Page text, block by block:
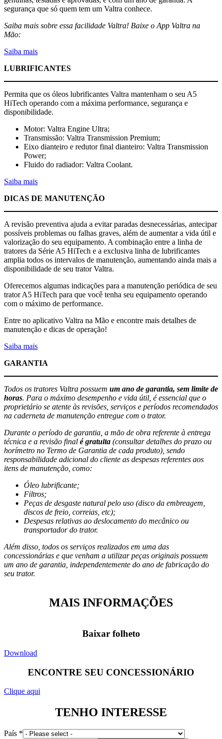
segurança que só quem tem um Valtra conhece.
Saiba mais sobre essa facilidade Valtra! Baixe o App Valtra na
Mão:
Saiba mais
LUBRIFICANTES
Permita que os óleos lubrificantes Valtra mantenham o seu A5
HiTech operando com a máxima performance, segurança e
disponibilidade.
Motor: Valtra Engine Ultra;
Transmissão: Valtra Transmission Premium;
Eixo dianteiro e redutor final dianteiro: Valtra Transmission
Power;
Fluido do radiador: Valtra Coolant.
Saiba mais
DICAS DE MANUTENÇÃO
A revisão preventiva ajuda a evitar paradas desnecessárias, antecipar
possíveis problemas ou falhas graves, além de aumentar a vida útil e
valorização do seu equipamento. A combinação entre a linha de
tratores da Série A5 HiTech e a exclusiva linha de lubrificantes
amplia todos os intervalos de manutenção, aumentando ainda mais a
disponibilidade de seu trator Valtra.
Oferecemos algumas indicações para a manutenção periódica de seu
trator A5 HiTech para que você tenha seu equipamento operando
com o máximo de performance.
Entre no aplicativo Valtra na Mão e encontre mais detalhes de
manutenção e dicas de operação!
Saiba mais
GARANTIA
Todos os tratores Valtra possuem um ano de garantia, sem limite de
horas. Para o máximo desempenho e vida útil, é essencial que o
proprietário se atente às revisões, serviços e períodos recomendados
na caderneta de manutenção entregue com o trator.
Durante o período de garantia, a mão de obra referente à entrega
técnica e a revisão final é gratuita (consultar detalhes do prazo ou
horímetro no Termo de Garantia de cada produto), sendo
responsabilidade adicional do cliente as despesas referentes aos
itens de manutenção, como:
Óleo lubrificante;
Filtros;
Peças de desgaste natural pelo uso (disco da embreagem,
discos de freio, correias, etc);
Despesas relativas ao deslocamento do mecânico ou
transportador do trator.
Além disso, todos os serviços realizados em uma das
concessionárias e que venham a utilizar peças originais possuem
um ano de garantia, independentemente do ano de fabricação do
seu trator.
MAIS INFORMAÇÕES
Baixar folheto
Download
ENCONTRE SEU CONCESSIONÁRIO
Clique aqui
TENHO INTERESSE
País *